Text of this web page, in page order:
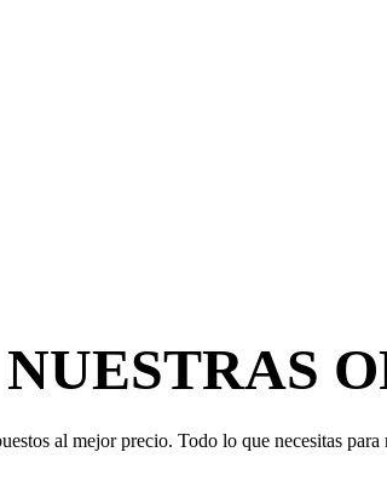
al mejor precio. Todo lo que necesitas